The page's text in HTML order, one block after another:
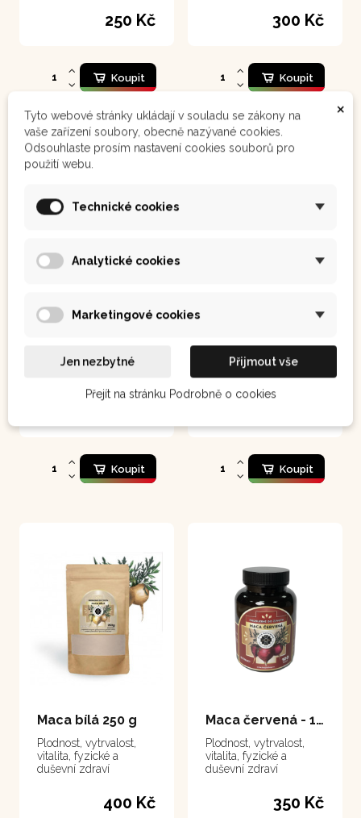
250 Kč
Koupit
300 Kč
Koupit
Koupit
zdraví, vytrvalost,
vitalita
Koupit
Maca bílá 250 g
Plodnost, vytrvalost,
vitalita, fyzické a
duševní zdraví
400 Kč
Maca červená - 100 kapslí
Plodnost, vytrvalost,
vitalita, fyzické a
duševní zdraví
350 Kč
×
Tyto webové stránky ukládají v souladu se zákony na
vaše zařízení soubory, obecně nazývané cookies.
Odsouhlaste prosím nastavení cookies souborů pro
použití webu.
Technické cookies
Analytické cookies
Marketingové cookies
Jen nezbytné Přijmout vše
Přejít na stránku Podrobně o cookies